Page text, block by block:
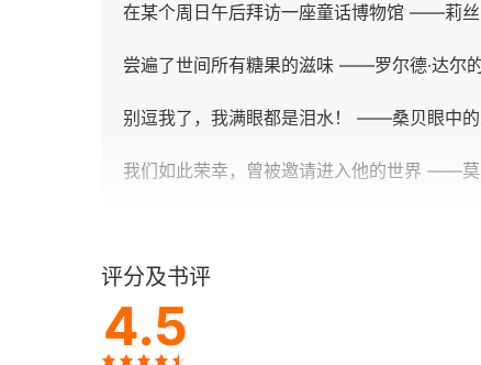
在某个周日午后拜访一座童话博物馆 ——莉丝
尝遍了世间所有糖果的滋味 ——罗尔德·达尔
别逗我了，我满眼都是泪水！ ——桑贝眼中
我们如此荣幸，曾被邀请进入他的世界 ——莫
第二章 关于人生，我所知道的一切都来自童书
“被爱着”是一种什么感觉？ ——隐喻的魔力
评分及书评
4.5